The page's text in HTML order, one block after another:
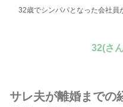
32歳でシンパパとなった会社員
32(さ
サレ夫が離婚までの